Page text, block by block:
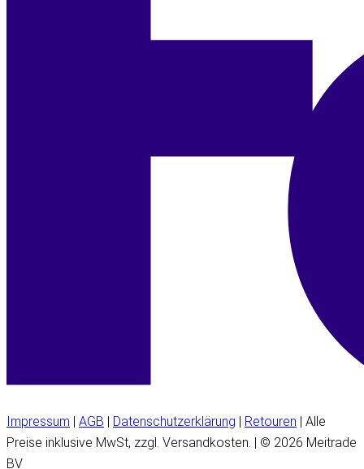
Impressum AGB Datenschutzerklärung Retouren | Alle
Preise inklusive MwSt, zzgl. Versandkosten. | © 2026 Meitrade
BV